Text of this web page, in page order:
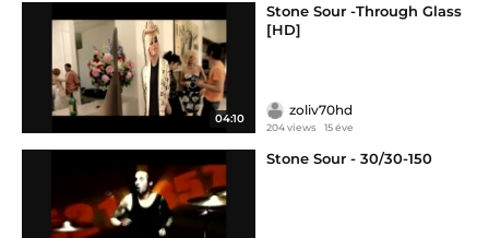
04:10
Stone Sour -Through Glass
[HD]
zoliv70hd
204 views 15 éve
Stone Sour - 30/30-150